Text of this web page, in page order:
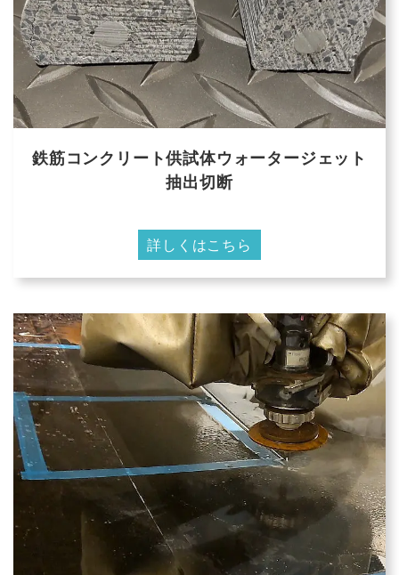
鉄筋コンクリート供試体ウォータージェット
抽出切断
詳しくはこちら